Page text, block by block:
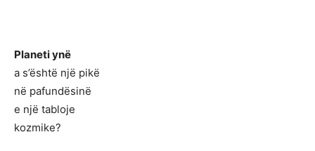
Planeti ynë
a s’është një pikë
në pafundësinë
e një tabloje
kozmike?